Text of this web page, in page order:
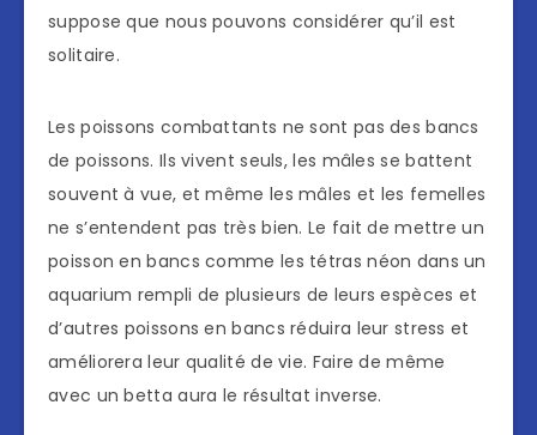
suppose que nous pouvons considérer qu’il est
solitaire.
Les poissons combattants ne sont pas des bancs
de poissons. Ils vivent seuls, les mâles se battent
souvent à vue, et même les mâles et les femelles
ne s’entendent pas très bien. Le fait de mettre un
poisson en bancs comme les tétras néon dans un
aquarium rempli de plusieurs de leurs espèces et
d’autres poissons en bancs réduira leur stress et
améliorera leur qualité de vie. Faire de même
avec un betta aura le résultat inverse.